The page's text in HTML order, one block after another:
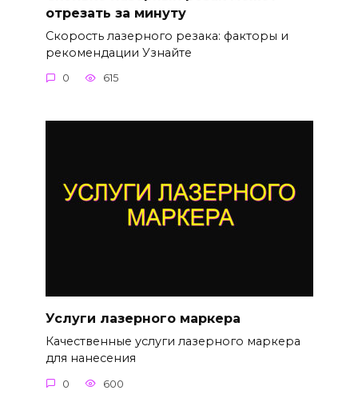
отрезать за минуту
Скорость лазерного резака: факторы и
рекомендации Узнайте
0 615
Услуги лазерного маркера
Качественные услуги лазерного маркера
для нанесения
0 600